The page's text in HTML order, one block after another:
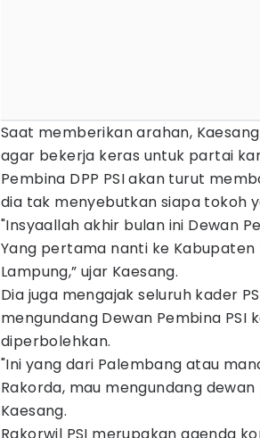
Saat memberikan arahan,
agar bekerja keras untuk partai
Pembina DPP PSI akan turut
dia tak menyebutkan siapa tokoh
"Insyaallah akhir bulan ini Dewan
Yang pertama nanti ke Kabupaten
Lampung,” ujar Kaesang.
Dia juga mengajak seluruh kader
mengundang Dewan Pembina
diperbolehkan.
"Ini yang dari Palembang atau
Rakorda, mau mengundang
Kaesang.